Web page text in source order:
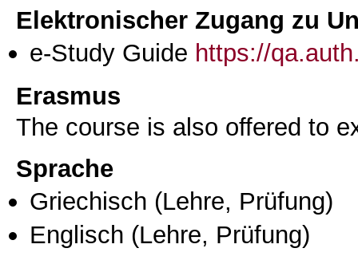
Elektronischer Zugang zu
e-Study Guide https://
Erasmus
The course is also offered to
Sprache
Griechisch (Lehre, Prüfung)
Englisch (Lehre, Prüfung)